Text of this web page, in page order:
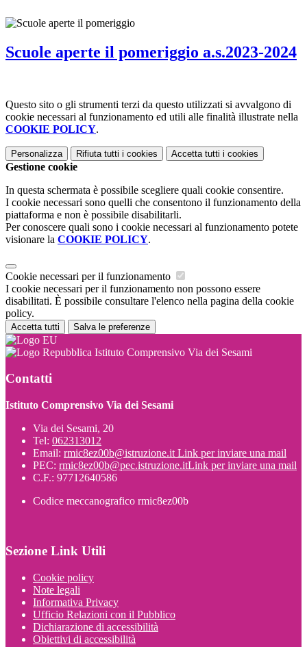
Scuole aperte il pomeriggio a.s.2023-2024
Questo sito o gli strumenti terzi da questo utilizzati si avvalgono di
cookie necessari al funzionamento ed utili alle finalità illustrate nella
COOKIE POLICY.
Personalizza Rifiuta tutti i cookies Accetta tutti i cookies
Gestione cookie
In questa schermata è possibile scegliere quali cookie consentire.
I cookie necessari sono quelli che consentono il funzionamento della
piattaforma e non è possibile disabilitarli.
Per conoscere quali sono i cookie necessari al funzionamento potete
visionare la COOKIE POLICY.
Cookie necessari per il funzionamento
I cookie necessari per il funzionamento non possono essere
disabilitati. È possibile consultare l'elenco nella pagina della cookie
policy.
Accetta tutti Salva le preferenze
Istituto Comprensivo Via dei Sesami
Contatti
Istituto Comprensivo Via dei Sesami
Via dei Sesami, 20
Tel: 062313012
Email: rmic8ez00b@istruzione.it Link per inviare una mail
PEC: rmic8ez00b@pec.istruzione.itLink per inviare una mail
C.F.: 97712640586
Codice meccanografico rmic8ez00b
Sezione Link Utili
Cookie policy
Note legali
Informativa Privacy
Ufficio Relazioni con il Pubblico
Dichiarazione di accessibilità
Obiettivi di accessibilità